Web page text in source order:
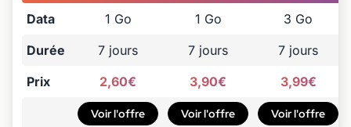
Data 1 Go 1 Go
3 Go
Durée
7 jours 7 jours
7 jours
Prix
2,60€ 3,90€ 3,99€
Voir l'offre Voir l'offre Voir l'offre